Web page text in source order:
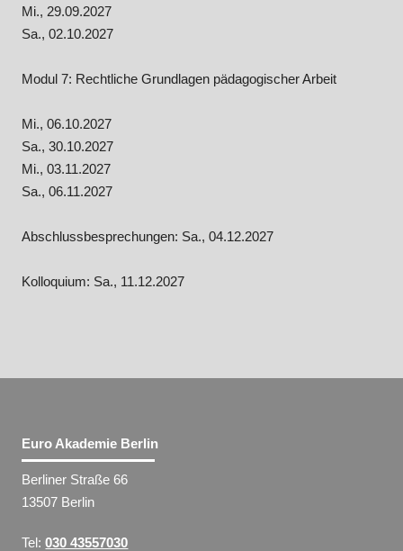
Mi., 29.09.2027
Sa., 02.10.2027
Modul 7: Rechtliche Grundlagen pädagogischer Arbeit
Mi., 06.10.2027
Sa., 30.10.2027
Mi., 03.11.2027
Sa., 06.11.2027
Abschlussbesprechungen: Sa., 04.12.2027
Kolloquium: Sa., 11.12.2027
Euro Akademie Berlin
Berliner Straße 66
13507 Berlin
Tel:030 43557030